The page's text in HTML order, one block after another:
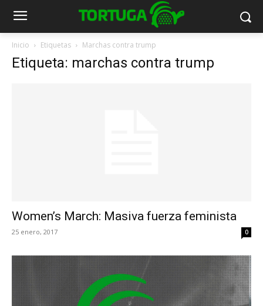
Inicio Etiquetas Marchas contra trump
Etiqueta: marchas contra trump
Women’s March: Masiva fuerza feminista
25 enero, 2017 0